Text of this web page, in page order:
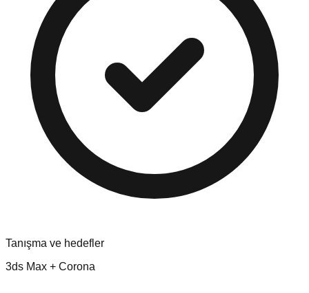
Tanışma ve hedefler
3ds Max + Corona